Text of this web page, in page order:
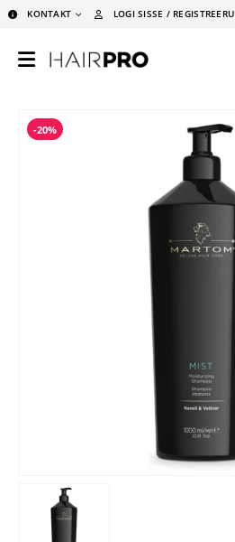
KONTAKT LOGI SISSE / REGISTREERU
-20%